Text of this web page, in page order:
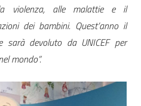
violenza, alle malattie e il
dei bambini. Quest’anno il
sarà devoluto da UNICEF per
mondo”.